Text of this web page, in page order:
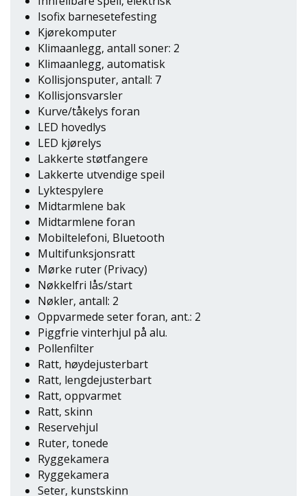
Isofix barnesetefesting
Kjørekomputer
Klimaanlegg, antall soner: 2
Klimaanlegg, automatisk
Kollisjonsputer, antall: 7
Kollisjonsvarsler
Kurve/tåkelys foran
LED hovedlys
LED kjørelys
Lakkerte støtfangere
Lakkerte utvendige speil
Lyktespylere
Midtarmlene bak
Midtarmlene foran
Mobiltelefoni, Bluetooth
Multifunksjonsratt
Mørke ruter (Privacy)
Nøkkelfri lås/start
Nøkler, antall: 2
Oppvarmede seter foran, ant.: 2
Piggfrie vinterhjul på alu.
Pollenfilter
Ratt, høydejusterbart
Ratt, lengdejusterbart
Ratt, oppvarmet
Ratt, skinn
Reservehjul
Ruter, tonede
Ryggekamera
Ryggekamera
Seter, kunstskinn